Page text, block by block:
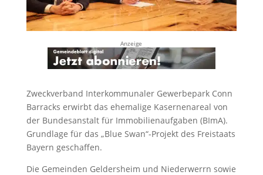
Anzeige
Zweckverband Interkommunaler Gewerbepark Conn
Barracks erwirbt das ehemalige Kasernenareal von
der Bundesanstalt für Immobilienaufgaben (BImA).
Grundlage für das „Blue Swan“-Projekt des Freistaats
Bayern geschaffen.
Die Gemeinden Geldersheim und Niederwerrn sowie